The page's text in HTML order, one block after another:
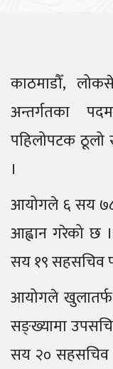
काठमाडौँ,
अन्तर्गतका
पहिलोपटक ठूलो
।
आयोगले ६ सय ७८
आह्वान गरेको
सय १९ सहसचिव
आयोगले
सङ्ख्यामा
सय २० सहसचिव